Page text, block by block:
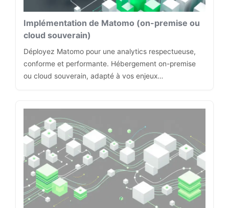
Implémentation de Matomo (on-premise ou
cloud souverain)
Déployez Matomo pour une analytics respectueuse,
conforme et performante. Hébergement on-premise
ou cloud souverain, adapté à vos enjeux…